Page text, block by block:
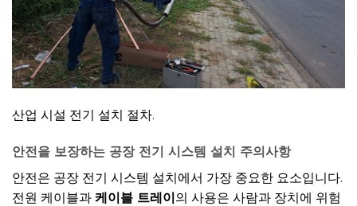
산업 시설 전기 설치 절차.
안전을 보장하는 공장 전기 시스템 설치 주의사항
안전은 공장 전기 시스템 설치에서 가장 중요한 요소입니다.
전원 케이블과 케이블 트레이의 사용은 사람과 장치에 위험